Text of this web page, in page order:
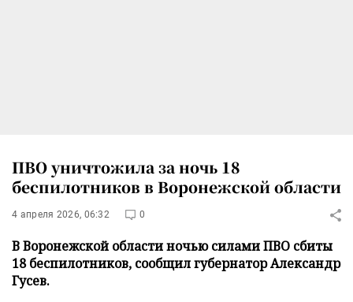
ПВО уничтожила за ночь 18
беспилотников в Воронежской области
4 апреля 2026, 06:32 0
В Воронежской области ночью силами ПВО сбиты
18 беспилотников, сообщил губернатор Александр
Гусев.